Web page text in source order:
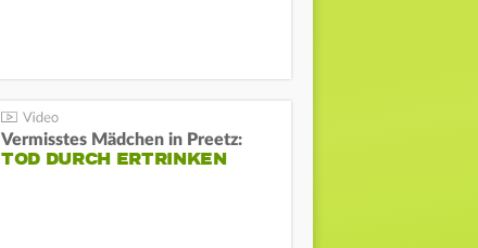
Vermisstes Mädchen in Preetz:
TOD DURCH ERTRINKEN